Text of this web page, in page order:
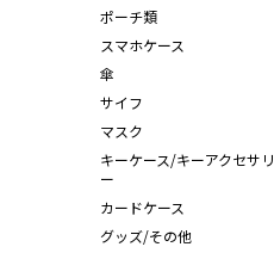
ポーチ類
スマホケース
傘
サイフ
マスク
キーケース/キーアクセサリ
ー
カードケース
グッズ/その他